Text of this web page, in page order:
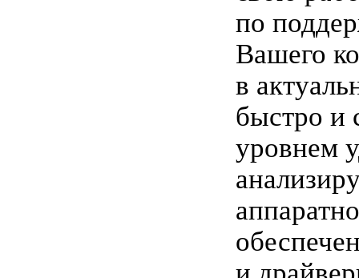
по
Вашего
в
быстро и
уровнем